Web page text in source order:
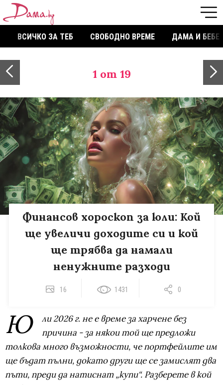
ВСИЧКО ЗА ТЕБ СВОБОДНО ВРЕМЕ ДАМА И БЕБЕ
1 от 19
Финансов хороскоп за юли: Кой
ще увеличи доходите си и кой
ще трябва да намали
ненужните разходи
16 1431 0
Ю
ли 2026 г. не е време за харчене без
причина - за някои той ще предложи
толкова много възможности, че портфейлите им
ще бъдат пълни, докато други ще се замислят два
пъти, преди да натиснат „купи“. Разберете в кой